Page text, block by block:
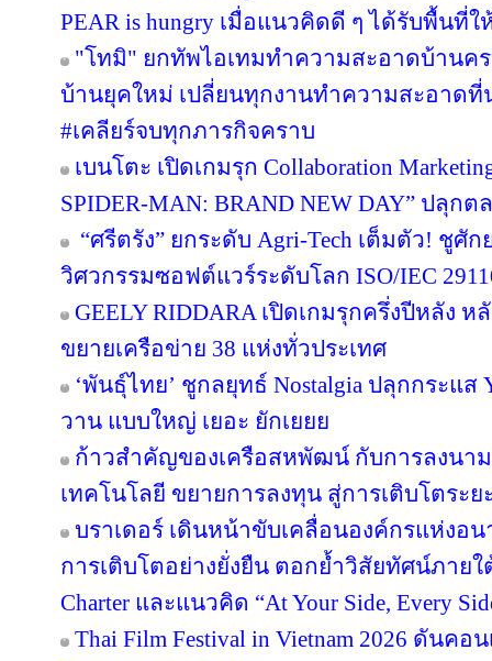
PEAR is hungry เมื่อแนวคิดดี ๆ ได้รับพื้นที่ใ
"โทมิ" ยกทัพไอเทมทำความสะอาดบ้านค
บ้านยุคใหม่ เปลี่ยนทุกงานทำความสะอาดที่
#เคลียร์จบทุกภารกิจคราบ
เบนโตะ เปิดเกมรุก Collaboration
SPIDER-MAN: BRAND NEW DAY” ปลุ
“ศรีตรัง” ยกระดับ Agri-Tech เต็มตัว! ชู
วิศวกรรมซอฟต์แวร์ระดับโลก ISO/IEC
GEELY RIDDARA เปิดเกมรุกครึ่งปีหลัง
ขยายเครือข่าย 38 แห่งทั่วประเทศ
‘พันธุ์ไทย’ ชูกลยุทธ์ Nostalgia ปลุกกระแ
วาน แบบใหญ่ เยอะ ยักเยยย
ก้าวสำคัญของเครือสหพัฒน์ กับการลงนา
เทคโนโลยี ขยายการลงทุน สู่การเติบโตระย
บราเดอร์ เดินหน้าขับเคลื่อนองค์กรแห่งอ
การเติบโตอย่างยั่งยืน ตอกย้ำวิสัยทัศน์ภายใต้
Charter และแนวคิด “At Your Side, Every
Thai Film Festival in Vietnam 2026 ดันค